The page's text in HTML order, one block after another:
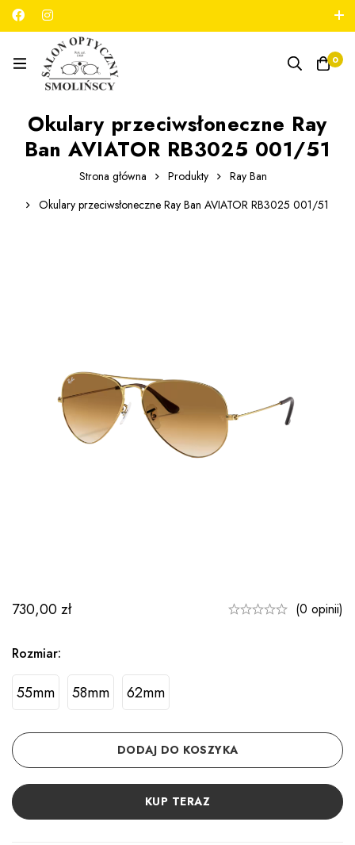
789 180 706
0
Okulary przeciwsłoneczne Ray
Ban AVIATOR RB3025 001/51
Strona główna Produkty
Ray Ban
Okulary przeciwsłoneczne Ray Ban AVIATOR RB3025 001/51
730,00zł (0 opinii)
Rozmiar:
55mm 58mm 62mm
DODAJ DO KOSZYKA
KUP TERAZ